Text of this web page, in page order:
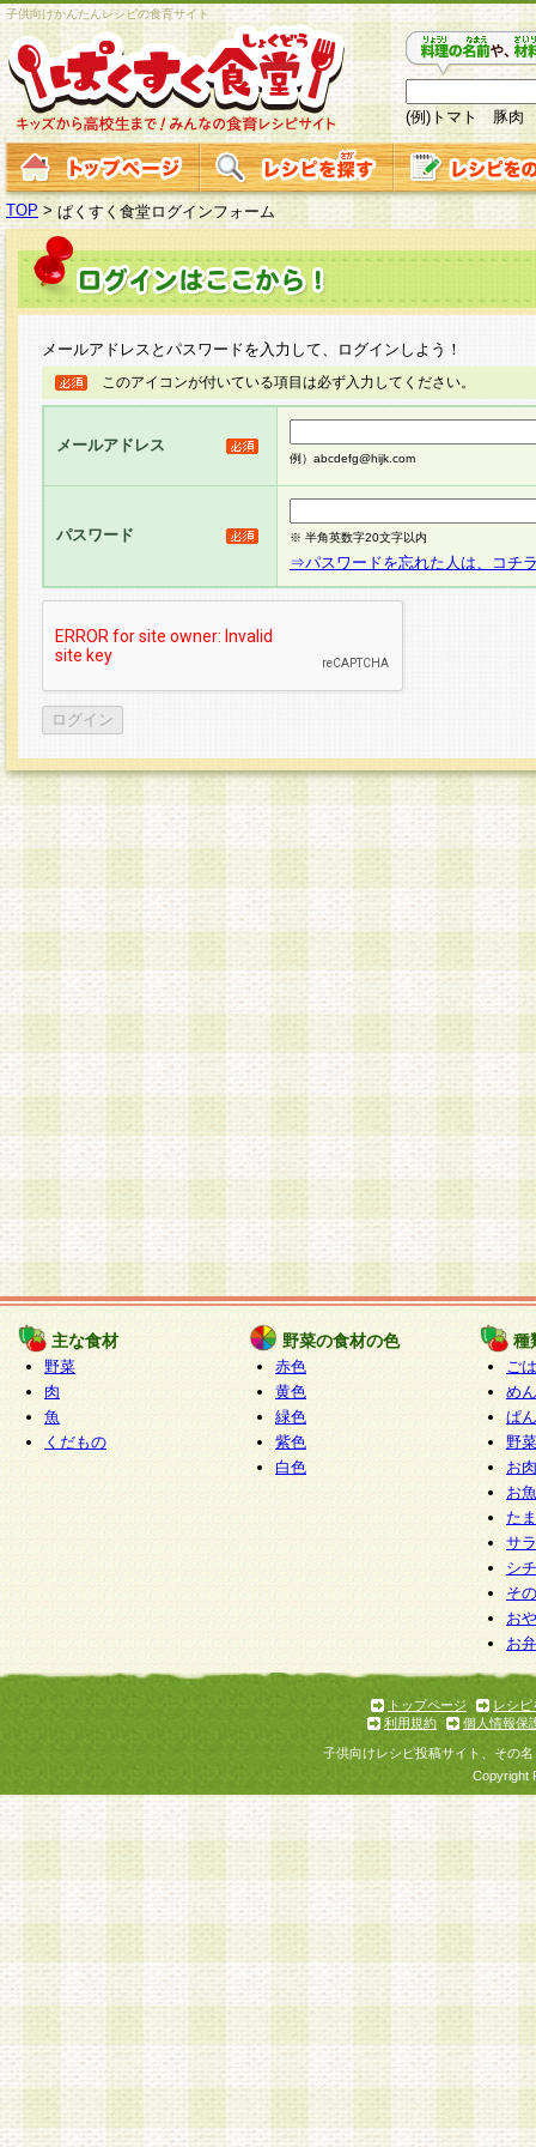
子供向けかんたんレシピの食育サイト
(例)トマト 豚肉
TOP > ぱくすく食堂ログインフォーム
メールアドレスとパスワードを入力して、ログインしよう！
このアイコンが付いている項目は必ず入力してください。
メールアドレス
例）abcdefg@hijk.com
パスワード ※ 半角英数字20文字以内
⇒パスワードを忘れた人は、コチ
主な食材
野菜
肉
魚
くだもの
野菜の食材の色
赤色
黄色
緑色
紫色
白色
種
ご
めん
ぱん
野
お
お
た
サ
シ
そ
お
お
トップページ
レシピ
利用規約
個人情報保
子供向けレシピ投稿サイト、その
Copyright